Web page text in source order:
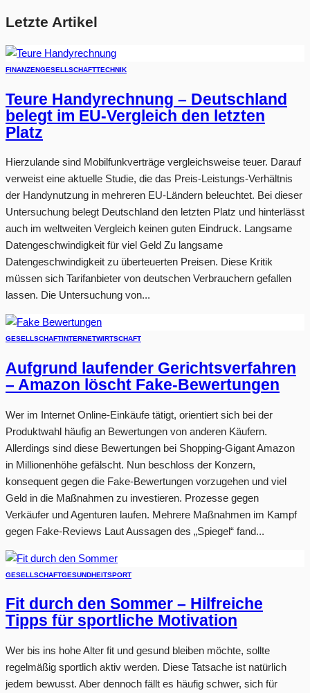
Letzte Artikel
FINANZENGESELLSCHAFTTECHNIK
Teure Handyrechnung – Deutschland
belegt im EU-Vergleich den letzten
Platz
Hierzulande sind Mobilfunkverträge vergleichsweise teuer. Darauf
verweist eine aktuelle Studie, die das Preis-Leistungs-Verhältnis
der Handynutzung in mehreren EU-Ländern beleuchtet. Bei dieser
Untersuchung belegt Deutschland den letzten Platz und hinterlässt
auch im weltweiten Vergleich keinen guten Eindruck. Langsame
Datengeschwindigkeit für viel Geld Zu langsame
Datengeschwindigkeit zu überteuerten Preisen. Diese Kritik
müssen sich Tarifanbieter von deutschen Verbrauchern gefallen
lassen. Die Untersuchung von...
GESELLSCHAFTINTERNETWIRTSCHAFT
Aufgrund laufender Gerichtsverfahren
– Amazon löscht Fake-Bewertungen
Wer im Internet Online-Einkäufe tätigt, orientiert sich bei der
Produktwahl häufig an Bewertungen von anderen Käufern.
Allerdings sind diese Bewertungen bei Shopping-Gigant Amazon
in Millionenhöhe gefälscht. Nun beschloss der Konzern,
konsequent gegen die Fake-Bewertungen vorzugehen und viel
Geld in die Maßnahmen zu investieren. Prozesse gegen
Verkäufer und Agenturen laufen. Mehrere Maßnahmen im Kampf
gegen Fake-Reviews Laut Aussagen des „Spiegel“ fand...
GESELLSCHAFTGESUNDHEITSPORT
Fit durch den Sommer – Hilfreiche
Tipps für sportliche Motivation
Wer bis ins hohe Alter fit und gesund bleiben möchte, sollte
regelmäßig sportlich aktiv werden. Diese Tatsache ist natürlich
jedem bewusst. Aber dennoch fällt es häufig schwer, sich für